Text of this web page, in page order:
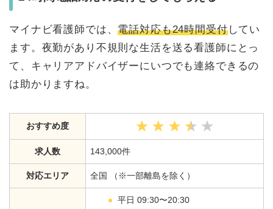
マイナビ看護師では、電話対応も24時間受付してい
ます。夜勤があり不規則な生活を送る看護師にとっ
て、キャリアアドバイザーにいつでも連絡できるの
は助かりますね。
おすすめ度
求人数 143,000件
対応エリア 全国 （※一部離島を除く）
平日 09:30〜20:30